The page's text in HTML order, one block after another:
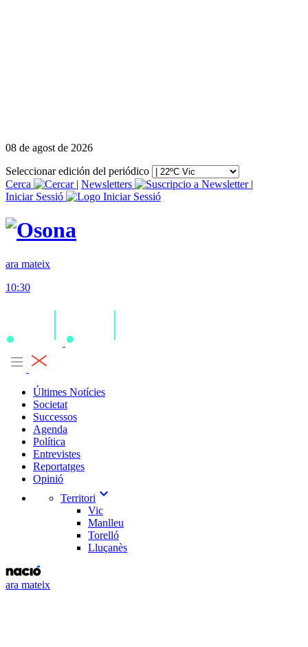
08 de agost de 2026
Seleccionar edición del periódico
Cerca
| Newsletters
|
Iniciar Sessió
ara mateix
10:30
Últimes Notícies
Societat
Successos
Agenda
Política
Entrevistes
Reportatges
Opinió
Territori expand_more
Vic
Manlleu
Torelló
Lluçanès
ara mateix